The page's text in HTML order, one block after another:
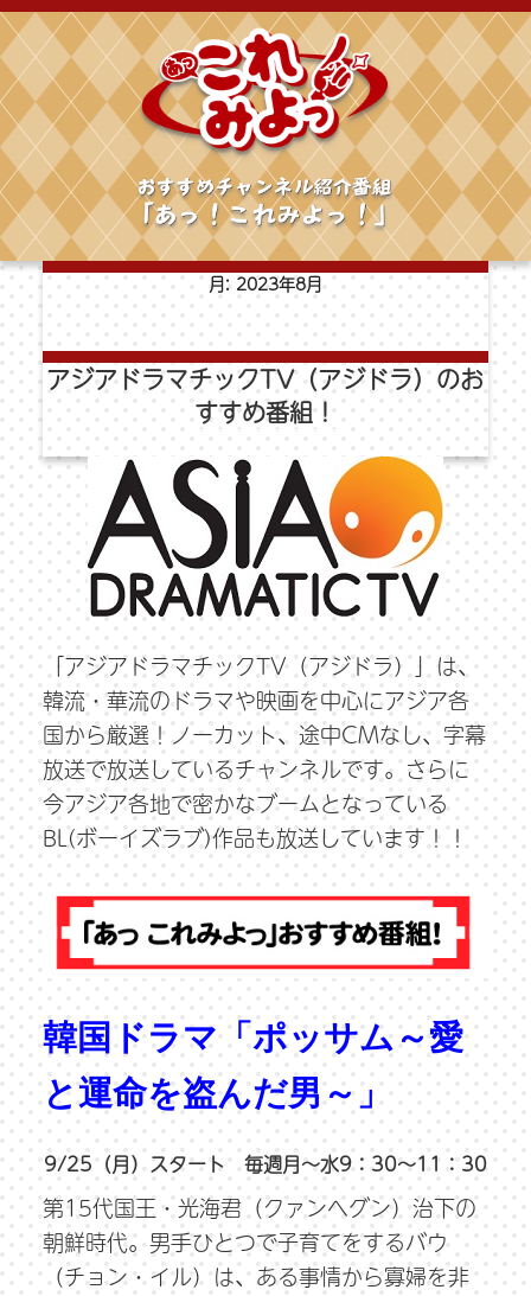
月: 2023年8月
アジアドラマチックTV（アジドラ）のお
すすめ番組！
「アジアドラマチックTV（アジドラ）」は、
韓流・華流のドラマや映画を中心にアジア各
国から厳選！ノーカット、途中CMなし、字幕
放送で放送しているチャンネルです。さらに
今アジア各地で密かなブームとなっている
BL(ボーイズラブ)作品も放送しています！！
韓国ドラマ「ポッサム～愛
と運命を盗んだ男～」
9/25（月）スタート 毎週月～水9：30～11：30
第15代国王・光海君（クァンヘグン）治下の
朝鮮時代。男手ひとつで子育てをするバウ
（チョン・イル）は、ある事情から寡婦を非